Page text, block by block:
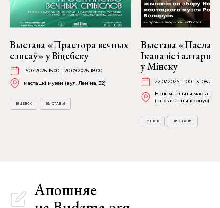
Выстава «Прастора вечных
сэнсаў» у Віцебску
15.07.2026 15:00 - 20.09.2026 18:00
мастацкі музей (вул. Леніна, 32)
ВІЦЕБСК ВЫСТАВЫ
Выстава
Іканапіс і
у Мінску
22.07.2026 11:00 -
Нацыянальны мастацкі
(выставачны корпус) (К.
МІНСК ВЫСТАВЫ
Апошняе